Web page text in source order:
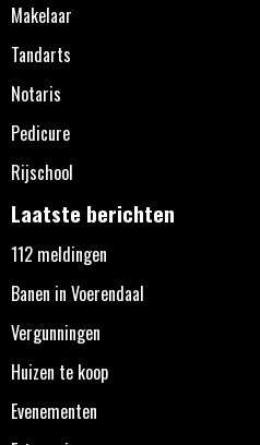
Makelaar
Tandarts
Notaris
Pedicure
Rijschool
Laatste berichten
112 meldingen
Banen in Voerendaal
Vergunningen
Huizen te koop
Evenementen